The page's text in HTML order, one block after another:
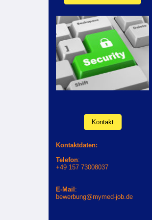
Kontakt
Kontaktdaten:
Telefon:
+49 157 73008037
E-Mail :
bewerbung@mymed-job.de